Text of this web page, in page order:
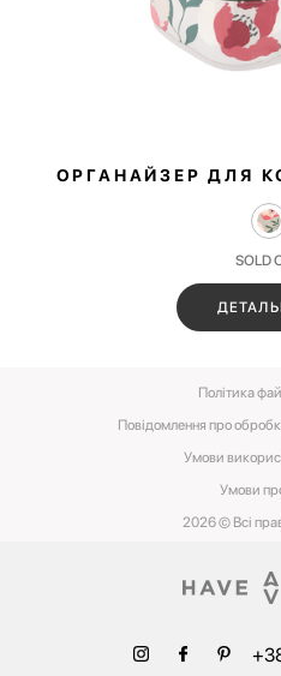
ОРГАНАЙЗЕР ДЛЯ
SOLD
2026 © Всі
Повідомлення про
Умови
Умови‌
Політика